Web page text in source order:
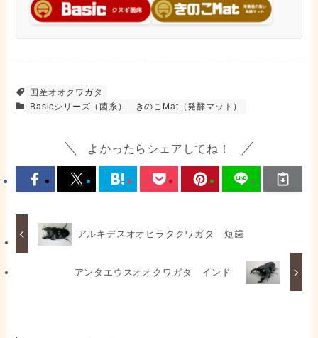
国産オオクワガタ
Basicシリーズ（菌糸）
きのこMat（発酵マット）
よかったらシェアしてね！
アルキデスオオヒラタクワガタ 短歯
アンタエウスオオクワガタ インド